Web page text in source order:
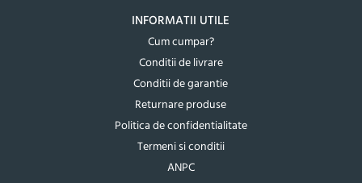
INFORMATII UTILE
Cum cumpar?
Conditii de livrare
Conditii de garantie
Returnare produse
Politica de confidentialitate
Termeni si conditii
ANPC